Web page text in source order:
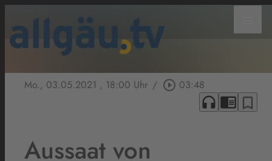
Mo., 03.05.2021 , 18:00 Uhr / play_circle_outline 03:48
headphones chrome_reader_mode bookmark_border
Aussaat von